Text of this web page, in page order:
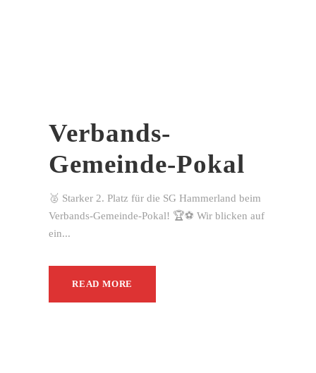
Verbands-
Gemeinde-Pokal
🥈 Starker 2. Platz für die SG Hammerland beim
Verbands-Gemeinde-Pokal! 🏆⚽ Wir blicken auf
ein...
READ MORE